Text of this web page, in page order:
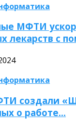
МФТИ
лекарств с
создали
о работе…